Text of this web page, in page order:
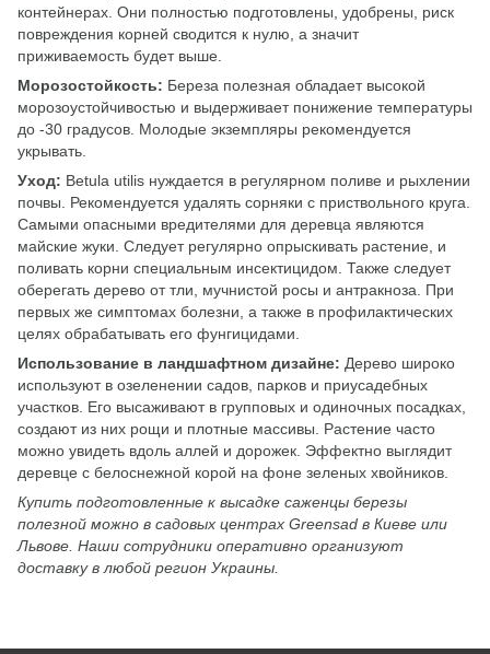
контейнерах. Они полностью подготовлены, удобрены, риск
повреждения корней сводится к нулю, а значит
приживаемость будет выше.
Морозостойкость: Береза полезная обладает высокой
морозоустойчивостью и выдерживает понижение температуры
до -30 градусов. Молодые экземпляры рекомендуется
укрывать.
Уход: Betula utilis нуждается в регулярном поливе и рыхлении
почвы. Рекомендуется удалять сорняки с приствольного круга.
Самыми опасными вредителями для деревца являются
майские жуки. Следует регулярно опрыскивать растение, и
поливать корни специальным инсектицидом. Также следует
оберегать дерево от тли, мучнистой росы и антракноза. При
первых же симптомах болезни, а также в профилактических
целях обрабатывать его фунгицидами.
Использование в ландшафтном дизайне: Дерево широко
используют в озеленении садов, парков и приусадебных
участков. Его высаживают в групповых и одиночных посадках,
создают из них рощи и плотные массивы. Растение часто
можно увидеть вдоль аллей и дорожек. Эффектно выглядит
деревце с белоснежной корой на фоне зеленых хвойников.
Купить подготовленные к высадке саженцы березы
полезной можно в садовых центрах Greensad в Киеве или
Львове. Наши сотрудники оперативно организуют
доставку в любой регион Украины.